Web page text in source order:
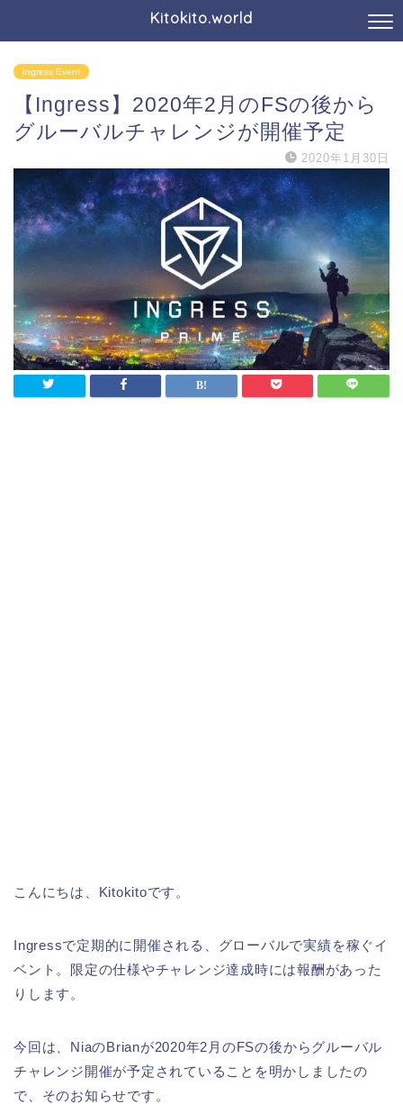
Kitokito.world
Ingress Event
【Ingress】2020年2月のFSの後から
グルーバルチャレンジが開催予定
2020年1月30日
こんにちは、Kitokitoです。
Ingressで定期的に開催される、グローバルで実績を稼ぐイ
ベント。限定の仕様やチャレンジ達成時には報酬があった
りします。
今回は、NiaのBrianが2020年2月のFSの後からグルーバル
チャレンジ開催が予定されていることを明かしましたの
で、そのお知らせです。